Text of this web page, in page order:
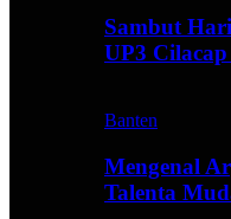
Sambut
UP3
Banten
Mengenal
Talenta